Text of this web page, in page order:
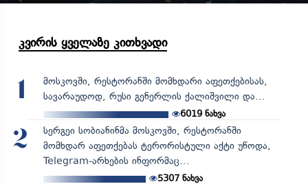
კვირის ყველაზე კითხვადი
1
მოსკოვში, რესტორანში მომხდარი აფეთქებისას,
სავარაუდოდ, რუსი გენერლის ქალიშვილი და...
6019 ნახვა
2
სერგეი სობიანინმა მოსკოვში, რესტორანში
მომხდარ აფეთქებას ტერორისტული აქტი უწოდა,
Telegram-არხების ინფორმაც...
5307ნახვა